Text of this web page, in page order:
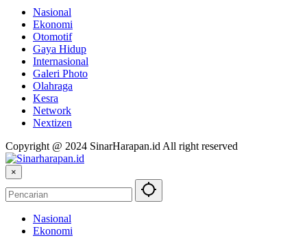
Nasional
Ekonomi
Otomotif
Gaya Hidup
Internasional
Galeri Photo
Olahraga
Kesra
Network
Nextizen
Copyright @ 2024 SinarHarapan.id All right reserved
×
Nasional
Ekonomi